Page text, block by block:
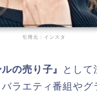
引用元：インスタ
ルの売り子』
として
ラエティ番組やグ